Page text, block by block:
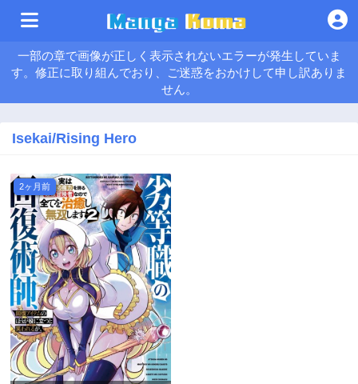
一部の章で画像が正しく表示されないエラーが発生していま
す。修正に取り組んでおり、ご迷惑をおかけして申し訳ありま
せん。
Isekai/Rising Hero
2ヶ月前